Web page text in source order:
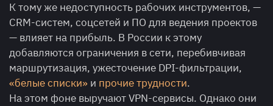
К тому же недоступность рабочих инструментов, —
CRM-систем, соцсетей и ПО для ведения проектов
— влияет на прибыль. В России к этому
добавляются ограничения в сети, перебивчивая
маршрутизация, ужесточение DPI-фильтрации,
«белые списки» и прочие трудности.
На этом фоне выручают VPN-сервисы. Однако они